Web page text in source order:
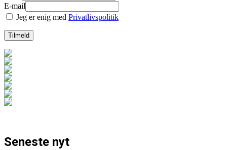
E-mail
Jeg er enig med Privatlivspolitik
Seneste nyt